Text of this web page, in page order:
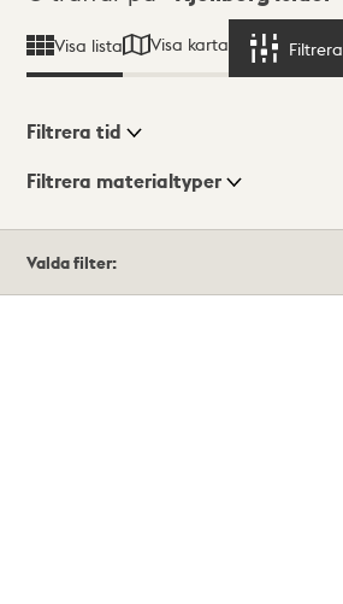
Visa lista Visa karta Filtrera
Visningsläge
Filtrera tid
Filtrera materialtyper
träffar
Valda filter: